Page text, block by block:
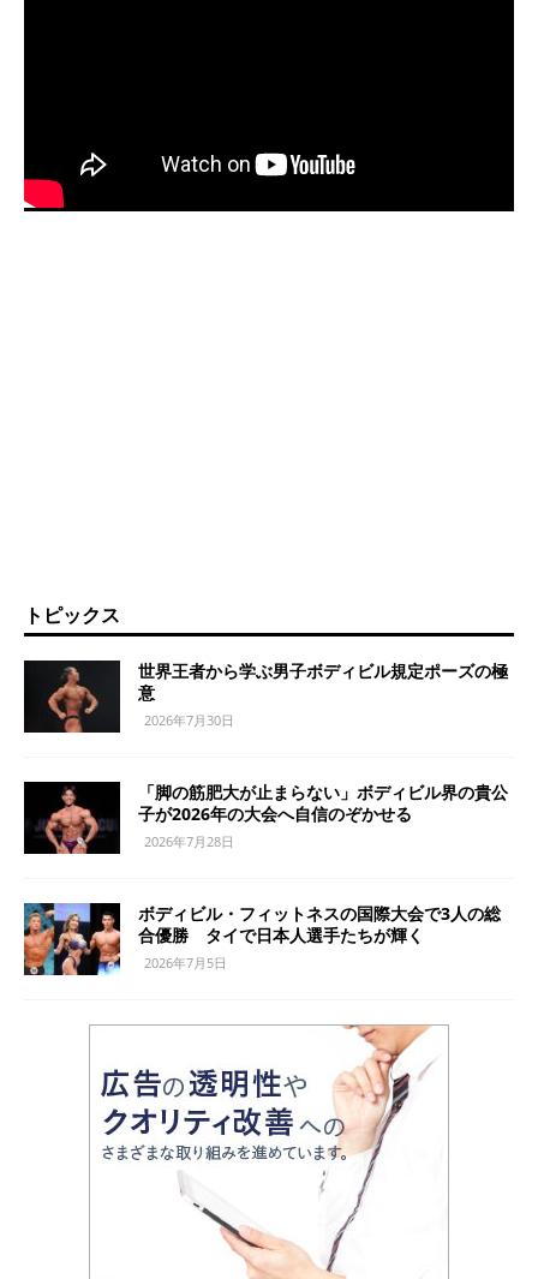
トピックス
世界王者から学ぶ男子ボディビル規定ポーズの極
意
2026年7月30日
「脚の筋肥大が止まらない」ボディビル界の貴公
子が2026年の大会へ自信のぞかせる
2026年7月28日
ボディビル・フィットネスの国際大会で3人の総
合優勝 タイで日本人選手たちが輝く
2026年7月5日